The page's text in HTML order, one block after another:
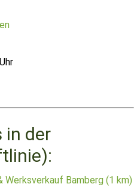
in der
Werksverkauf Bamberg (1 km)